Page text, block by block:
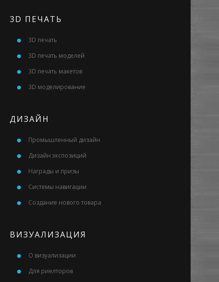
3D ПЕЧАТЬ
3D печать
3D печать моделей
3D печать макетов
3D моделирование
ДИЗАЙН
Промышленный дизайн
Дизайн экспозиций
Награды и призы
Системы навигации
Создание нового товара
ВИЗУАЛИЗАЦИЯ
О визуализации
Для риелторов